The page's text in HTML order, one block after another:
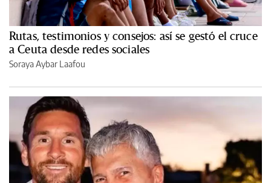
Rutas, testimonios y consejos: así se gestó el cruce
a Ceuta desde redes sociales
Soraya Aybar Laafou